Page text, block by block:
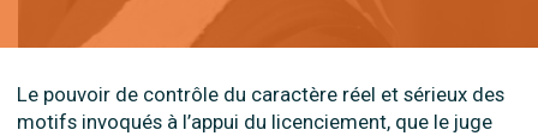
Le pouvoir de contrôle du caractère réel et sérieux des
motifs invoqués à l’appui du licenciement, que le juge